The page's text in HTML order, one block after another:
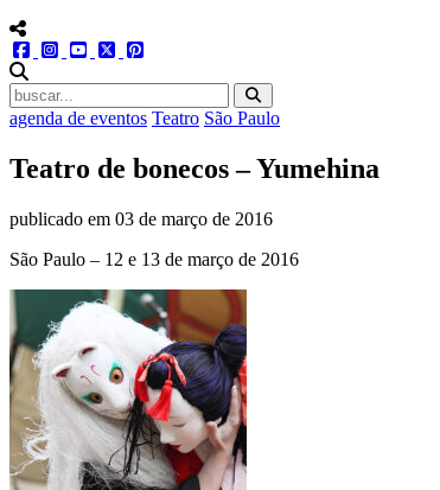
menu redes social
facebookinstagram
youtube
twitter
agenda de eventos Teatro São Paulo
Teatro de bonecos – Yumehina
publicado em 03 de março de 2016
São Paulo – 12 e 13 de março de 2016